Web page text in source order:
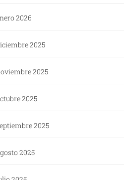
2026
2025
2025
2025
2025
2025